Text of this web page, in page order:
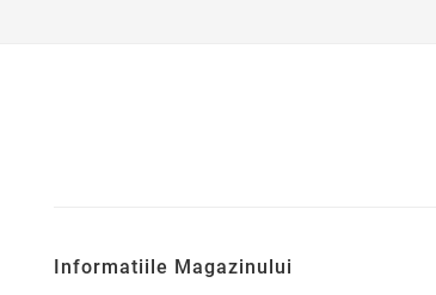
Informatiile Magazinului